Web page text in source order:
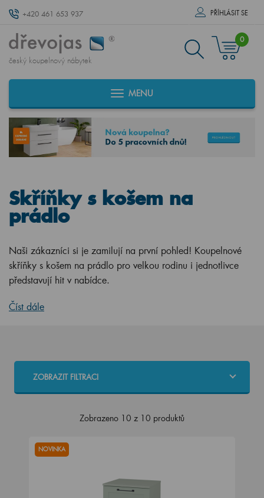
+420 461 653 937 PŘÍHLÁSIT SE
český koupelnový nábytek
0
MENU
Skříňky s košem na
prádlo
Naši zákazníci si je zamilují na první pohled! Koupelnové
skříňky s košem na prádlo pro velkou rodinu i jednotlivce
představují hit v nabídce.
Číst dále
ZOBRAZIT FILTRACI
Zobrazeno 10 z 10 produktů
NOVINKA